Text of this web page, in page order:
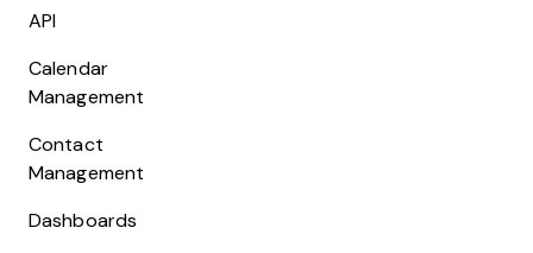
API
Calendar
Management
Contact
Management
Dashboards